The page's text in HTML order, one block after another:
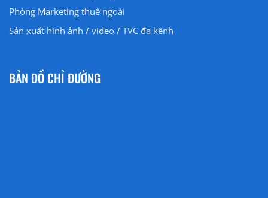
Phòng Marketing thuê ngoài
Sản xuất hình ảnh / video / TVC đa kênh
BẢN ĐỒ CHỈ ĐƯỜNG